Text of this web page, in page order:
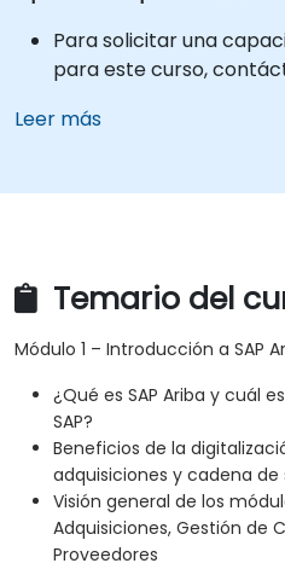
Para solicitar una
para este curso,
Leer más
Temario del
Módulo 1 – Introducción a SAP
¿Qué es SAP Ariba y cuál
SAP?
Beneficios de la
adquisiciones y cadena de
Visión general de los
Adquisiciones, Gestión de
Proveedores